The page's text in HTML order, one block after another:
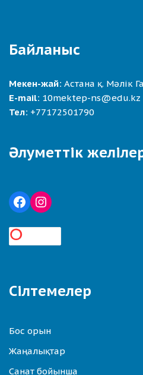
Байланыс
Мекен-жай: Астана қ. Мәлік
E-mail: 10mektep-ns@edu.kz
Тел: +77172501790
Әлуметтік
Сілтемелер
Бос орын
Жаңалықтар
Санат бойынша